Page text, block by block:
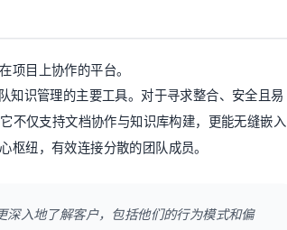
项目上协作的平台。
知识管理的主要工具。对于寻求整合、安全且易
不仅支持文档协作与知识库构建，更能无缝嵌入
枢纽，有效连接分散的团队成员。
入地了解客户，包括他们的行为模式和偏